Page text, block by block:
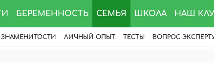
БЕРЕМЕННОСТЬ СЕМЬЯ ШКОЛА НАШ
ЗНАМЕНИТОСТИ ЛИЧНЫЙ ОПЫТ ТЕСТЫ ВОПРОС